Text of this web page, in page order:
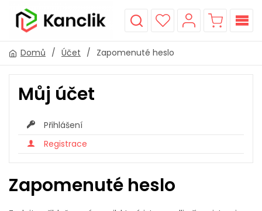
Domů / Účet / Zapomenuté heslo
Můj účet
Přihlášení
Registrace
Zapomenuté heslo